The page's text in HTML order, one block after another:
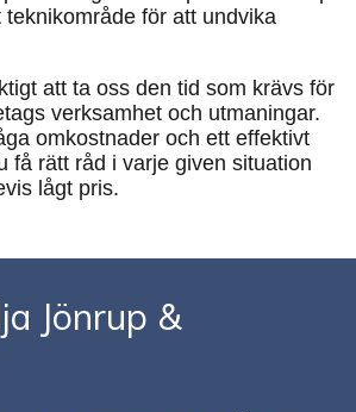
för att undvika
att ta oss den tid som krävs för
verksamhet och utmaningar.
omkostnader och ett effektivt
få rätt råd i varje given situation
lågt pris.
Jönrup &